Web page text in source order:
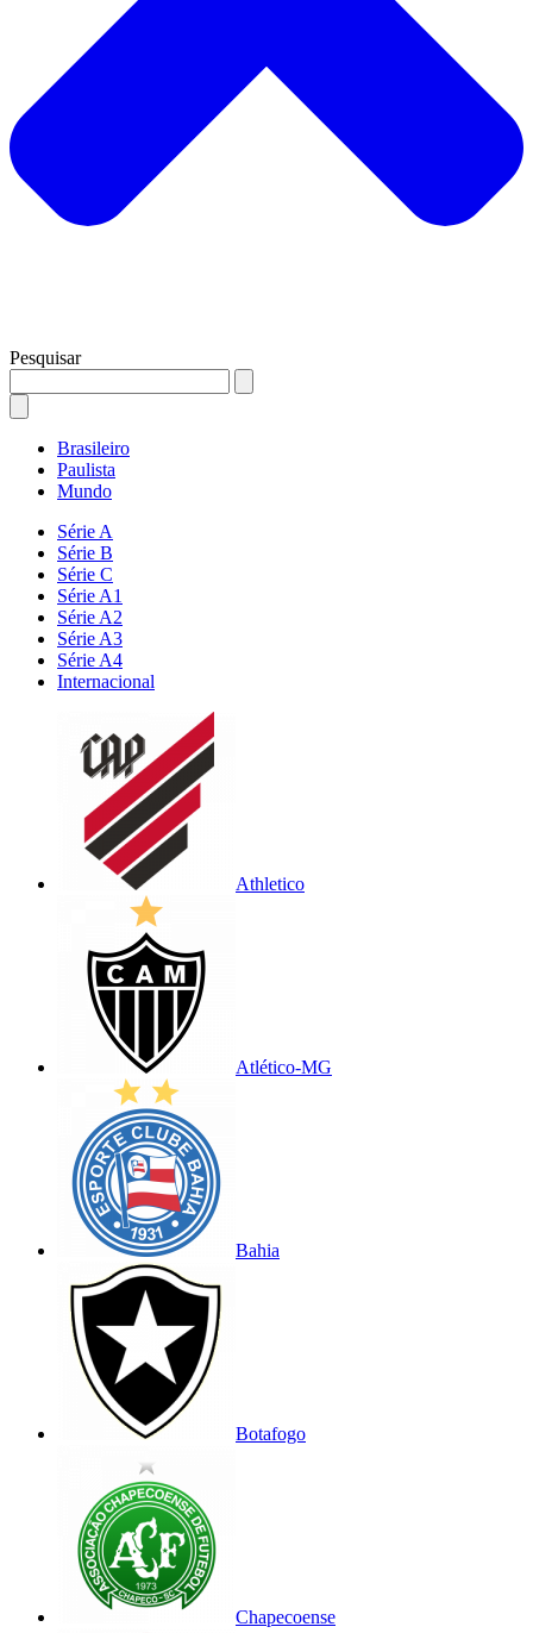
Pesquisar
Brasileiro
Paulista
Mundo
Série A
Série B
Série C
Série A1
Série A2
Série A3
Série A4
Internacional
Athletico
Atlético-MG
Bahia
Botafogo
Chapecoense